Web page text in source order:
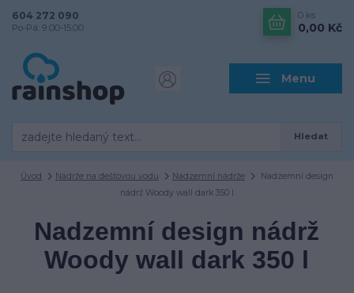
Menu
Hledat
604 272 090
Po-Pá: 9.00-15.00
0 ks
0,00 Kč
Úvod Nádrže na dešťovou vodu Nadzemní nádrže
Nadzemní design
nádrž Woody wall dark 350 l
Nadzemní design nádrž
Woody wall dark 350 l